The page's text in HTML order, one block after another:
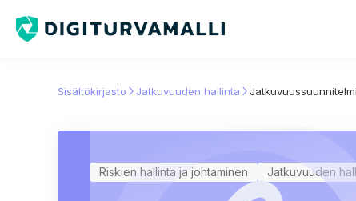
Sisältökirjasto Jatkuvuuden hallinta
Riskien hallinta ja johtaminen Jatkuvuuden